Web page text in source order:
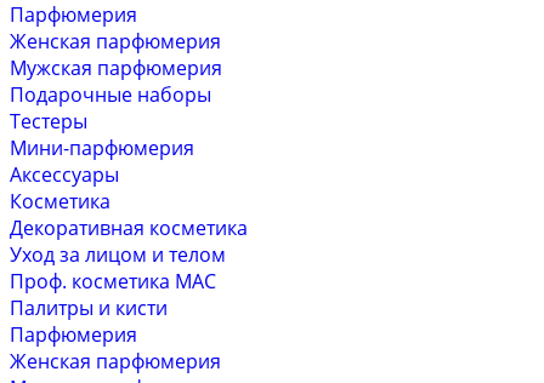
Парфюмерия
Женская парфюмерия
Мужская парфюмерия
Подарочные наборы
Тестеры
Мини-парфюмерия
Аксессуары
Косметика
Декоративная косметика
Уход за лицом и телом
Проф. косметика MAC
Палитры и кисти
Парфюмерия
Женская парфюмерия